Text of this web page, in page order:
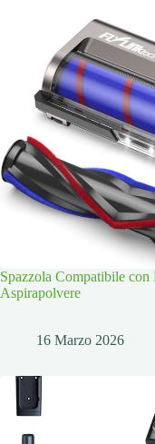
Spazzola Compatibile
Aspirapolvere
16 Marzo 2026